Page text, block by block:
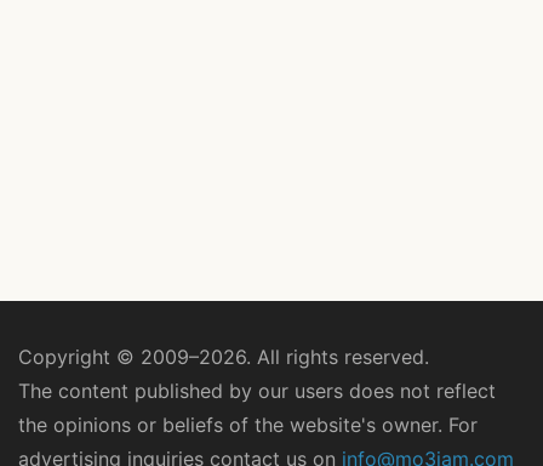
Copyright © 2009–2026. All rights reserved.
The content published by our users does not reflect
the opinions or beliefs of the website's owner. For
advertising inquiries contact us on info@mo3jam.com